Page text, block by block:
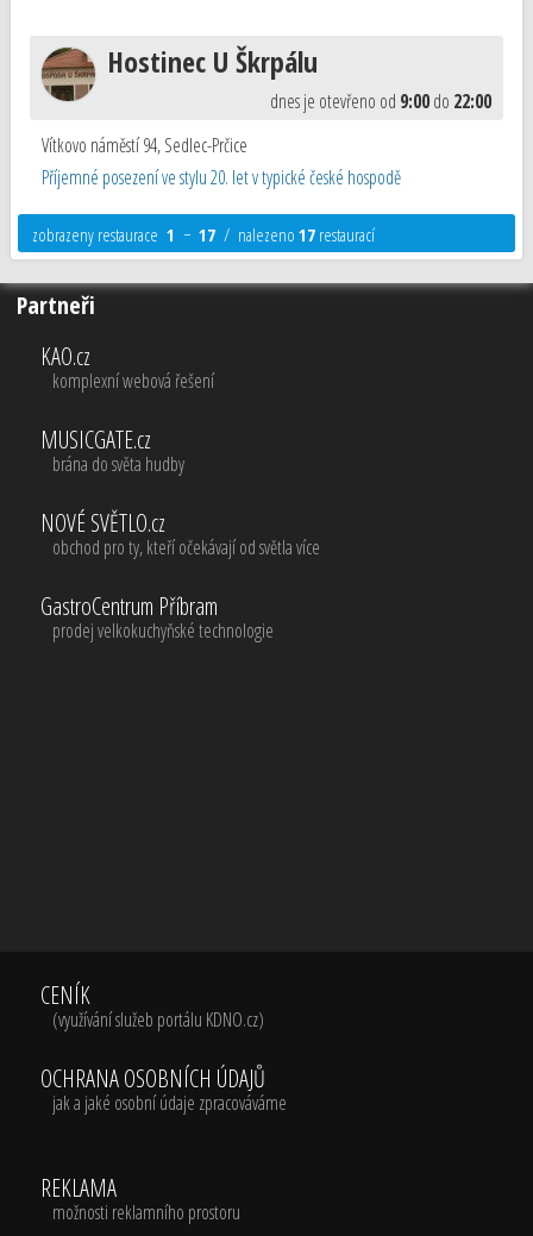
Hostinec U Škrpálu
dnes je otevřeno od 9:00do 22:00
Vítkovo náměstí 94,Sedlec-Prčice
Příjemné posezení ve stylu 20. let v typické české hospodě
zobrazeny restaurace 1 − 17/ nalezeno 17restaurací
Partneři
KAO.cz
komplexní webová řešení
MUSICGATE.cz
brána do světa hudby
NOVÉ SVĚTLO.cz
obchod pro ty, kteří očekávají od světla více
GastroCentrum Příbram
prodej velkokuchyňské technologie
CENÍK
(využívání služeb portálu KDNO.cz)
OCHRANA OSOBNÍCH ÚDAJŮ
jak a jaké osobní údaje zpracováváme
REKLAMA
možnosti reklamního prostoru